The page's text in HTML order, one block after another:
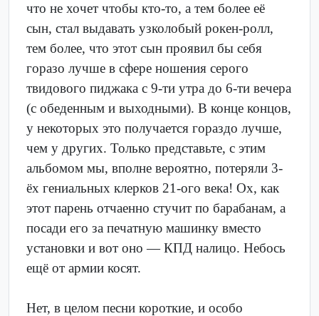
что не хочет чтобы кто-то, а тем более её
сын, стал выдавать узколобый рокен-ролл,
тем более, что этот сын проявил бы себя
горазо лучше в сфере ношения серого
твидового пиджака с 9-ти утра до 6-ти вечера
(с обеденным и выходными). В конце концов,
у некоторых это получается гораздо лучше,
чем у других. Только представьте, с этим
альбомом мы, вполне вероятно, потеряли 3-
ёх гениальных клерков 21-ого века! Ох, как
этот парень отчаенно стучит по барабанам, а
посади его за печатную машинку вместо
установки и вот оно — КПД налицо. Небось
ещё от армии косят.
Нет, в целом песни короткие, и особо